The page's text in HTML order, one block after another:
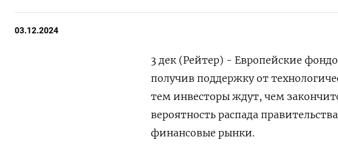
03.12.2024
3 дек (Рейтер) - Европейские
получив поддержку от
тем инвесторы ждут, чем
вероятность распада
финансовые рынки.